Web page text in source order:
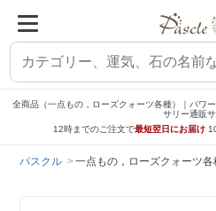
全商品（一点もの，ローズクォーツ各種）｜パワ
サリー通販
12時までのご注文で最短翌日にお届け
パスクル 一点もの，ローズクォーツ各